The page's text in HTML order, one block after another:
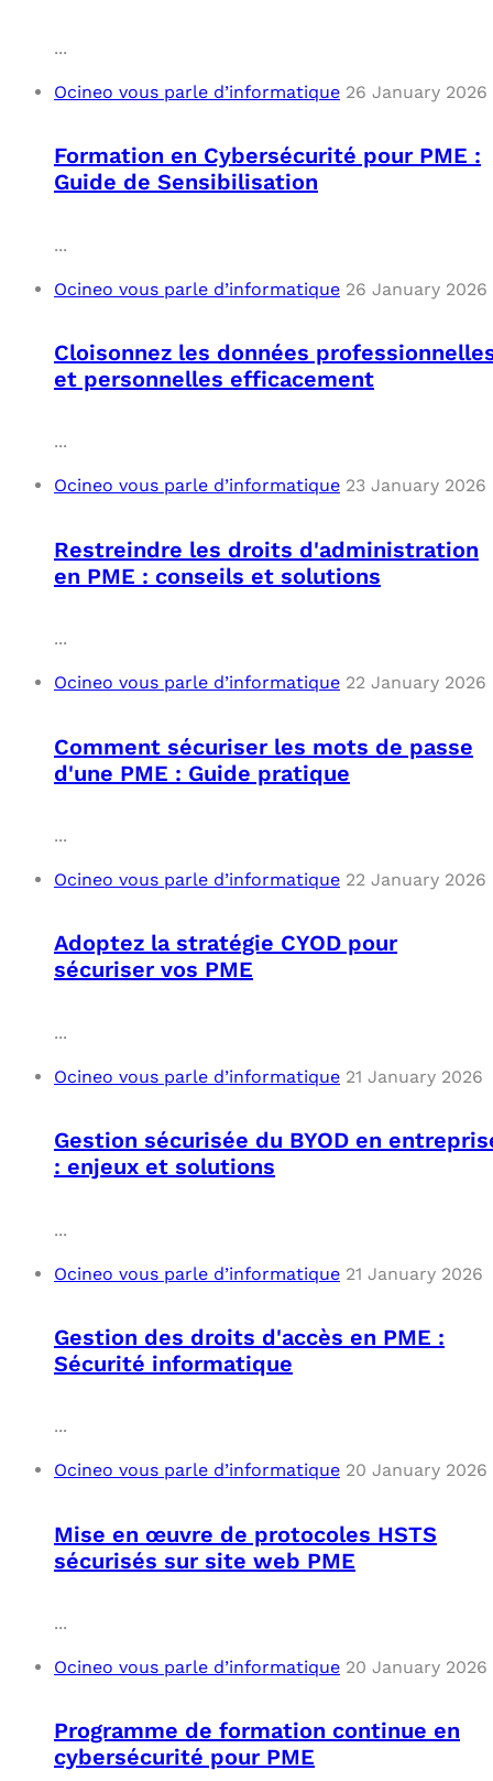
...
Ocineo vous parle d’informatique 26 January 2026
Formation en Cybersécurité pour PME :
Guide de Sensibilisation
...
Ocineo vous parle d’informatique 26 January 2026
Cloisonnez les données
et personnelles efficacement
...
Ocineo vous parle d’informatique 23 January 2026
Restreindre les droits d'administration
en PME : conseils et solutions
...
Ocineo vous parle d’informatique 22 January 2026
Comment sécuriser les mots de passe
d'une PME : Guide pratique
...
Ocineo vous parle d’informatique 22 January 2026
Adoptez la stratégie CYOD pour
sécuriser vos PME
...
Ocineo vous parle d’informatique 21 January 2026
Gestion sécurisée du BYOD en
: enjeux et solutions
...
Ocineo vous parle d’informatique 21 January 2026
Gestion des droits d'accès en PME :
Sécurité informatique
...
Ocineo vous parle d’informatique 20 January 2026
Mise en œuvre de protocoles HSTS
sécurisés sur site web PME
...
Ocineo vous parle d’informatique 20 January 2026
Programme de formation continue en
cybersécurité pour PME